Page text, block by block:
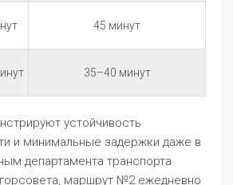
45 минут
35–40 минут
устойчивость
и минимальные задержки даже в
департамента транспорта
маршрут №2 ежедневно